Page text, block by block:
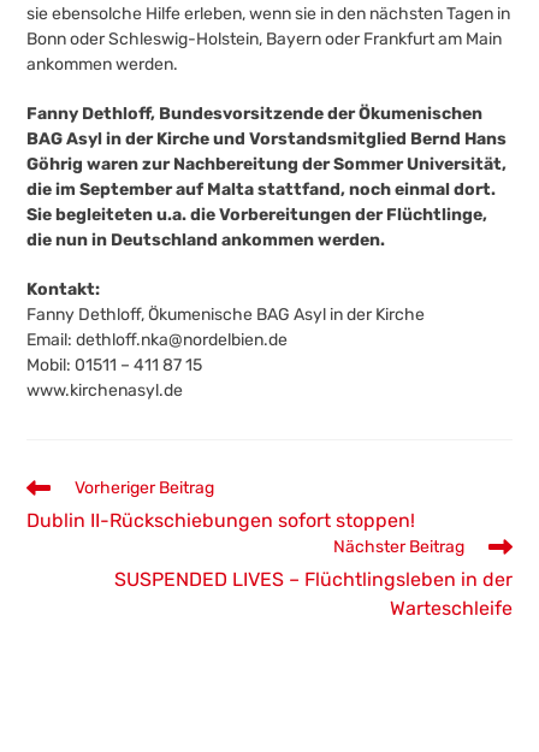
sie ebensolche Hilfe erleben, wenn sie in den nächsten Tagen in
Bonn oder Schleswig-Holstein, Bayern oder Frankfurt am Main
ankommen werden.
Fanny Dethloff, Bundesvorsitzende der Ökumenischen
BAG Asyl in der Kirche und Vorstandsmitglied Bernd Hans
Göhrig waren zur Nachbereitung der Sommer Universität,
die im September auf Malta stattfand, noch einmal dort.
Sie begleiteten u.a. die Vorbereitungen der Flüchtlinge,
die nun in Deutschland ankommen werden.
Kontakt:
Fanny Dethloff, Ökumenische BAG Asyl in der Kirche
Email:dethloff.nka@nordelbien.de
Mobil: 01511 – 411 87 15
www.kirchenasyl.de
Weitere
Artikel
ansehen
Vorheriger Beitrag
Dublin II-Rückschiebungen sofort stoppen!
Nächster Beitrag
SUSPENDED LIVES – Flüchtlingsleben in der
Warteschleife